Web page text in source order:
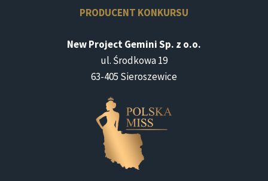
PRODUCENT KONKURSU
New Project Gemini Sp. z o.o.
ul. Środkowa 19
63-405 Sieroszewice